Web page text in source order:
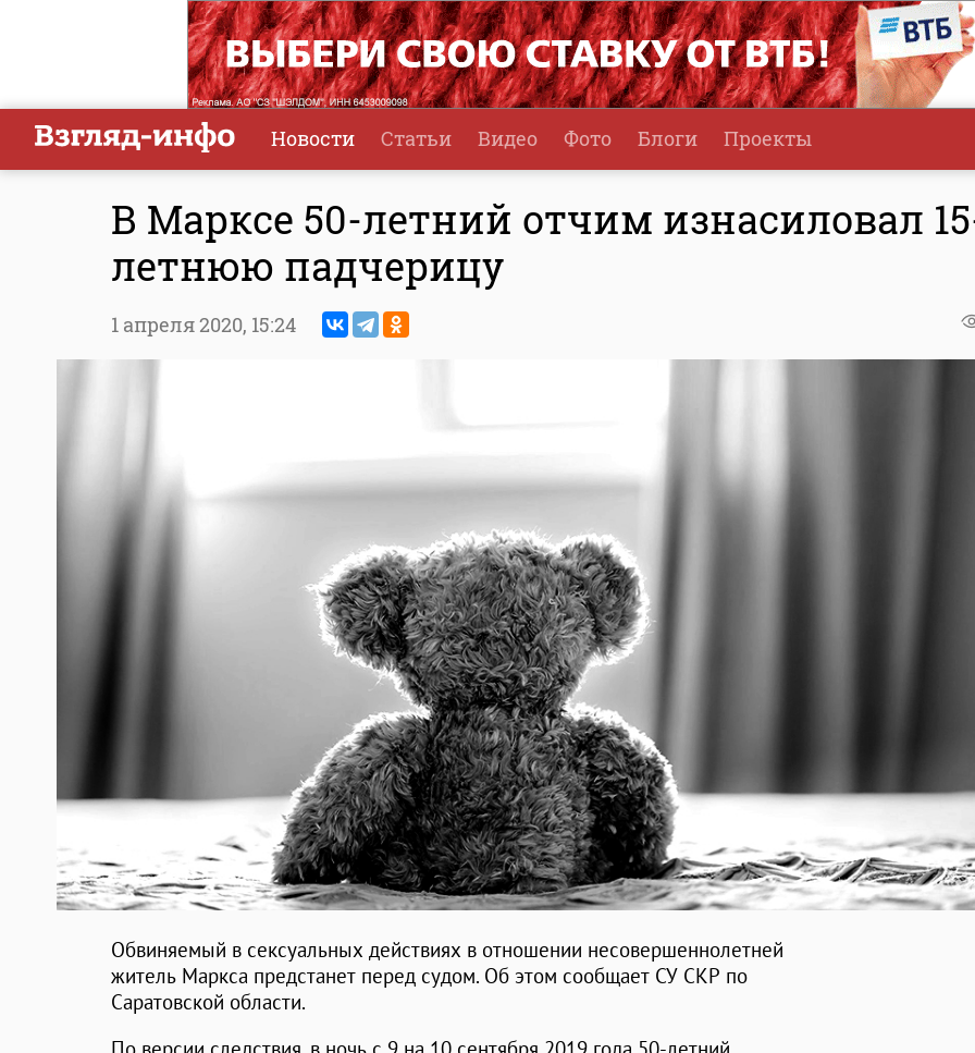
Новости Статьи Видео Фото Блоги Проекты
В Марксе 50-летний отчим изнасиловал
летнюю падчерицу
1 апреля 2020, 15:24
Обвиняемый в сексуальных действиях в отношении несовершеннолетней
житель Маркса предстанет перед судом. Об этом сообщает СУ СКР по
Саратовской области.